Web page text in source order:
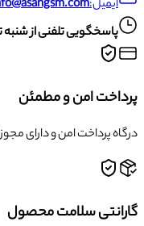
ایمیل:
پاسخگویی تلفنی از شنبه تا
پرداخت امن و مطمئن
درگاه پرداخت امن و دارای
گارانتی سلامت محصول